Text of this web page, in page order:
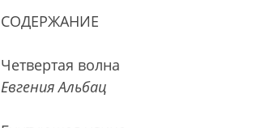
СОДЕРЖАНИЕ
Четвертая волна
Евгения Альбац